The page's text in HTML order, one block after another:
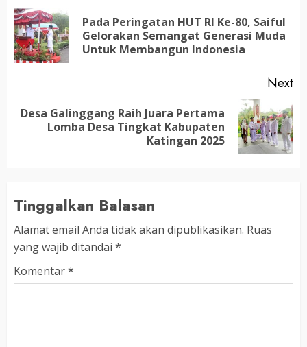
navigationPada Peringatan HUT RI Ke-80, Saiful
Gelorakan Semangat Generasi Muda
Untuk Membangun Indonesia
Next
Next
Desa Galinggang Raih Juara Pertama
Lomba Desa Tingkat Kabupaten
Katingan 2025
Tinggalkan Balasan
Alamat email Anda tidak akan dipublikasikan. Ruas
yang wajib ditandai *
Komentar*